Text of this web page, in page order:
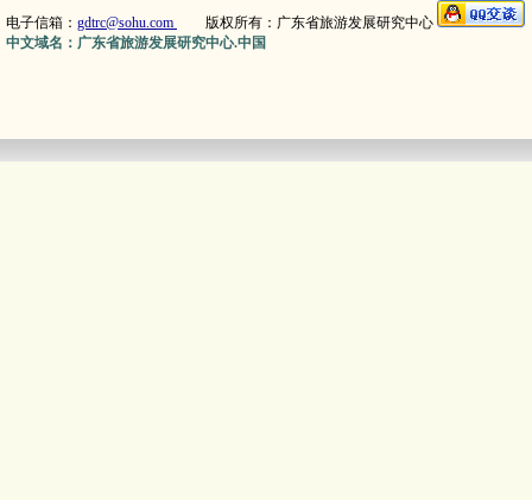
电子信箱： gdtrc@sohu.com 版权所有：广东省旅游发展研究中心
中文域名：广东省旅游发展研究中心.中国